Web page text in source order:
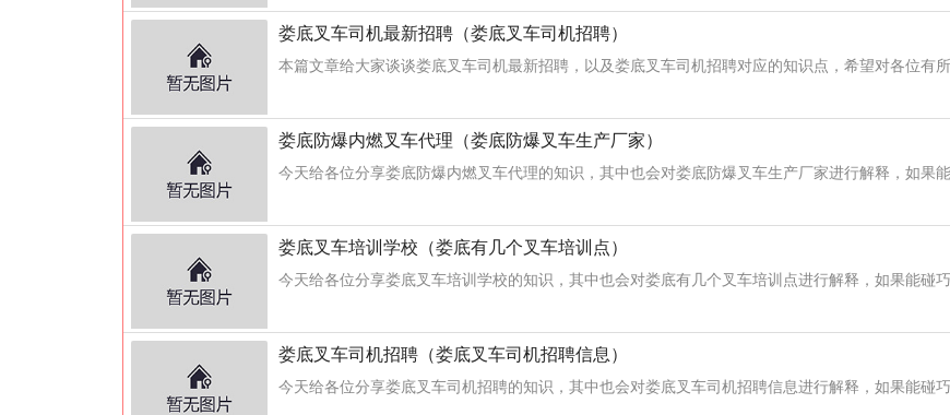
娄底叉车司机最新招聘（娄底叉车司机招聘）
本篇文章给大家谈谈娄底叉车司机最新招聘，以及娄底叉车司机招聘对应的知识点，希望对各位有
娄底防爆内燃叉车代理（娄底防爆叉车生产厂家）
今天给各位分享娄底防爆内燃叉车代理的知识，其中也会对娄底防爆叉车生产厂家进行解释，如果
娄底叉车培训学校（娄底有几个叉车培训点）
今天给各位分享娄底叉车培训学校的知识，其中也会对娄底有几个叉车培训点进行解释，如果能碰
娄底叉车司机招聘（娄底叉车司机招聘信息）
今天给各位分享娄底叉车司机招聘的知识，其中也会对娄底叉车司机招聘信息进行解释，如果能碰